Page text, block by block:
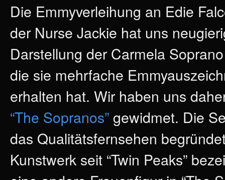
Die Emmyverleihung an Edie
der Nurse Jackie hat uns
Darstellung der Carmela
die sie mehrfache
erhalten hat. Wir haben uns
“The Sopranos”gewidmet. Die
das Qualitätsfernsehen
Kunstwerk seit “Twin Peaks”